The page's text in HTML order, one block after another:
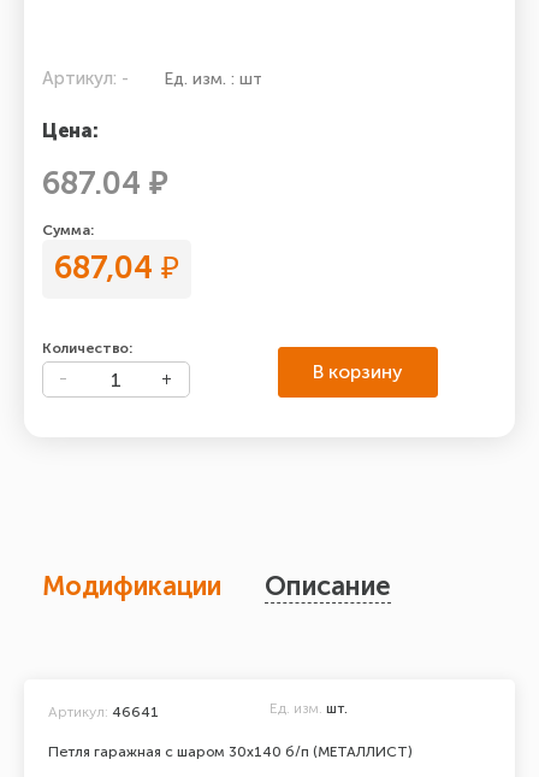
Артикул: - Ед. изм. : шт
Цена:
687.04 ₽
Сумма:
687,04 ₽
Количество:
В корзину
Модификации Описание
Петля гаражная с шаром 30х140 б/п (МЕТАЛЛИСТ)
Артикул: 46641 Ед. изм. шт.